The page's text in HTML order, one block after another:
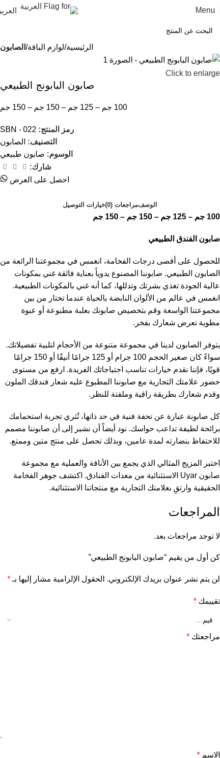
Menu
الرئيسية لوازم الباقة الصابون
Click to enlarge
صابون البابونج الطبيعي
100 جم – 125 جم – 150 جم – 150 جم
رمز المنتج: SBN - 022
التصنيف: الصابون
الوسوم: صابون طبيعي
شارك:
احصل على العرض
الوصفمراجعات (0) خيارات التوصيل
100 جم – 125 جم – 150 جم – 150 جم
صابون الفندق الطبيعي
للحصول على أقصى درجات الفخامة، انغمس في مجموعتنا الرائعة من
الصابون الطبيعي. صابوننا المصنوع يدوياً بعناية فائقة غني بمكونات
عالية الجودة تغذي بشرتك وتدللها، كما أنه غني بالمكونات الطبيعية.
انغمس في عالم من الألوان النابضة بالحياة عندما تختار من بين
مجموعتنا الواسعة وقم بتخصيص صابونك بعلبة مطبوعة أو عبوة
مطوية تعرض شعارك بفخر.
يتوفر الصابون لدينا في مجموعة متنوعة من الأحجام لتلبية تفضيلاتك.
سواءً كان صغير الحجم 100 جرام أو 125 جرامًا أنيقًا أو 150 جرامًا
قويًا، فإننا نقدم خيارات تناسب احتياجاتك الفريدة. ارفع من مستوى
حضور علامتك التجارية مع صابوننا المطبوع عليه شعار فندقك الملون
وقدم شعارك بطريقة راقية وملفتة للنظر.
كل صابونة عبارة عن تحفة فنية في حد ذاتها، تُثري تجربة استحمامك
برائحة لطيفة تداعب حواسك. نود أيضاً أن نشير إلى أن صابوننا مصمم
للاحتفاظ بنضارته لمدة عامين، وبذلك تحصل على منتج متين وممتع.
اختبر المزيج المثالي الذي يجمع بين الأناقة والعملية مع مجموعة
صابون Uyar الاستثنائية من معدات الفنادق. اكتشف جوهر الفخامة
الحقيقية وارتقِ بعلامتك التجارية مع منتجاتنا الاستثنائية.
المراجعات
لا توجد مراجعات بعد.
كن أول من يقيم “صابون البابونج الطبيعي”
لن يتم نشر عنوان بريدك الإلكتروني. الحقول الإلزامية مشار إليها بـ *
تقييمك *
مراجعتك *
الاسم *